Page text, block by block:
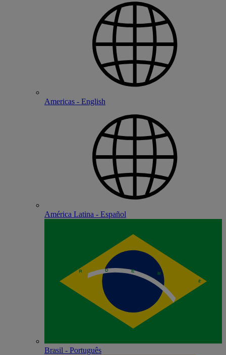
Americas - English
América Latina - Español
Brasil - Português